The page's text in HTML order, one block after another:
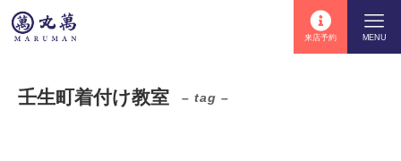
来店予約 MENU
壬生町着付け教室 – tag –